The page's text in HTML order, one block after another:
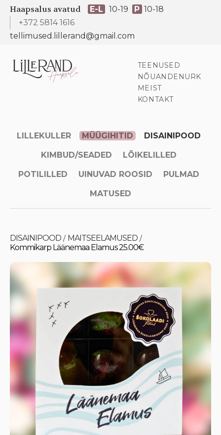
Haapsalus avatud E-L 10-19 P 10-18
+372 5814 1616
tellimused.lillerand@gmail.com
TEENUSED
NÕUANDENURK
MEIST
KONTAKT
LILLEKULLER MÜÜGIHITID DISAINIPOOD
KIMBUD/SEADED LÕIKELILLED
POTILILLED UINUVAD ROOSID PULMAD
MATUSED
DISAINIPOOD / MAITSEELAMUSED /
Kommikarp Läänemaa Elamus 25.00€